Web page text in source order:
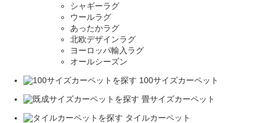
シャギーラグ
ウールラグ
あったかラグ
北欧デザインラグ
ヨーロッパ輸入ラグ
オールシーズン
100サイズカーペット
畳サイズカーペット
タイルカーペット